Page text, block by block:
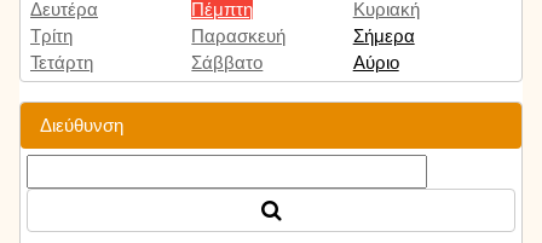
Δευτέρα
Τρίτη
Τετάρτη
Πέμπτη
Παρασκευή
Σάββατο
Κυριακή
Σήμερα
Αύριο
Διεύθυνση